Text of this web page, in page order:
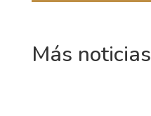
Más noticias